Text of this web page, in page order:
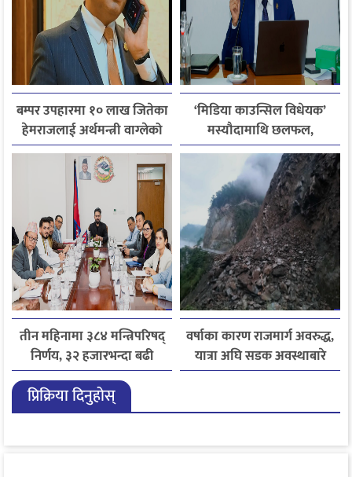
बम्पर उपहारमा १० लाख जितेका
हेमराजलाई अर्थमन्त्री वाग्लेको
फोन, रुपन्देहीकी सपनाले
जितिन् एक लाख
‘मिडिया काउन्सिल विधेयक’
मस्यौदामाथि छलफल,
एआईदेखि पत्रकारको
लाइसेन्ससम्मका विषयमा
सुझाव
तीन महिनामा ३८४ मन्त्रिपरिषद्
निर्णय, ३२ हजारभन्दा बढी
गुनासो फर्छ्योट
वर्षाका कारण राजमार्ग अवरुद्ध,
यात्रा अघि सडक अवस्थाबारे
जानकारी लिन आग्रह
प्रिक्रिया दिनुहोस्